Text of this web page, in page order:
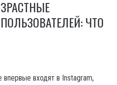
ЧТО
входят в Instagram,